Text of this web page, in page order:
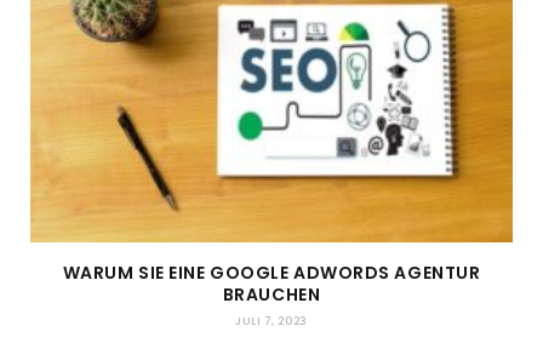
WARUM SIE EINE GOOGLE ADWORDS AGENTUR
BRAUCHEN
JULI 7, 2023